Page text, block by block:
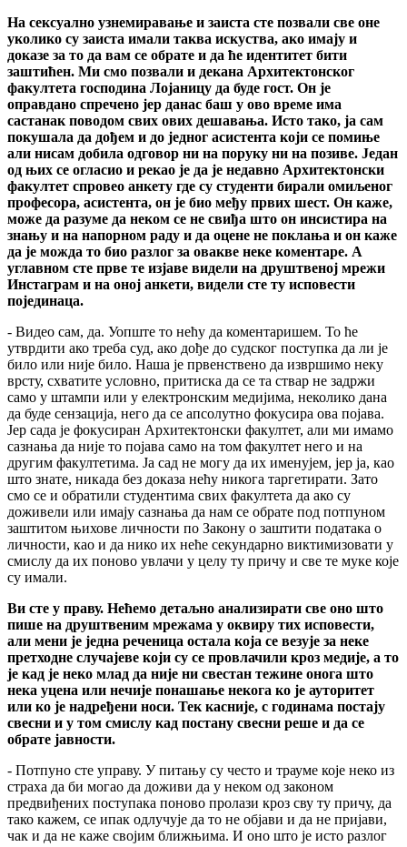
На сексуално узнемиравање и заиста сте позвали све оне
уколико су заиста имали таква искуства, ако имају и
доказе за то да вам се обрате и да ће идентитет бити
заштићен. Ми смо позвали и декана Архитектонског
факултета господина Лојаницу да буде гост. Он је
оправдано спречено јер данас баш у ово време има
састанак поводом свих ових дешавања. Исто тако, ја сам
покушала да дођем и до једног асистента који се помиње
али нисам добила одговор ни на поруку ни на позиве. Један
од њих се огласио и рекао је да је недавно Архитектонски
факултет спровео анкету где су студенти бирали омиљеног
професора, асистента, он је био међу првих шест. Он каже,
може да разуме да неком се не свиђа што он инсистира на
знању и на напорном раду и да оцене не поклања и он каже
да је можда то био разлог за овакве неке коментаре. А
углавном сте прве те изјаве видели на друштвеној мрежи
Инстаграм и на оној анкети, видели сте ту исповести
појединаца.
- Видео сам, да. Уопште то нећу да коментаришем. То ће
утврдити ако треба суд, ако дође до судског поступка да ли је
било или није било. Наша је првенствено да извршимо неку
врсту, схватите условно, притиска да се та ствар не задржи
само у штампи или у електронским медијима, неколико дана
да буде сензација, него да се апсолутно фокусира ова појава.
Јер сада је фокусиран Архитектонски факултет, али ми имамо
сазнања да није то појава само на том факултет него и на
другим факултетима. Ја сад не могу да их именујем, јер ја, као
што знате, никада без доказа нећу никога таргетирати. Зато
смо се и обратили студентима свих факултета да ако су
доживели или имају сазнања да нам се обрате под потпуном
заштитом њихове личности по Закону о заштити података о
личности, као и да нико их неће секундарно виктимизовати у
смислу да их поново увлачи у целу ту причу и све те муке које
су имали.
Ви сте у праву. Нећемо детаљно анализирати све оно што
пише на друштвеним мрежама у оквиру тих исповести,
али мени је једна реченица остала која се везује за неке
претходне случајеве који су се провлачили кроз медије, а то
је кад је неко млад да није ни свестан тежине онога што
нека уцена или нечије понашање некога ко је ауторитет
или ко је надређени носи. Тек касније, с годинама постају
свесни и у том смислу кад постану свесни реше и да се
обрате јавности.
- Потпуно сте управу. У питању су често и трауме које неко из
страха да би могао да доживи да у неком од законом
предвиђених поступака поново пролази кроз сву ту причу, да
тако кажем, се ипак одлучује да то не објави и да не пријави,
чак и да не каже својим ближњима. И оно што је исто разлог